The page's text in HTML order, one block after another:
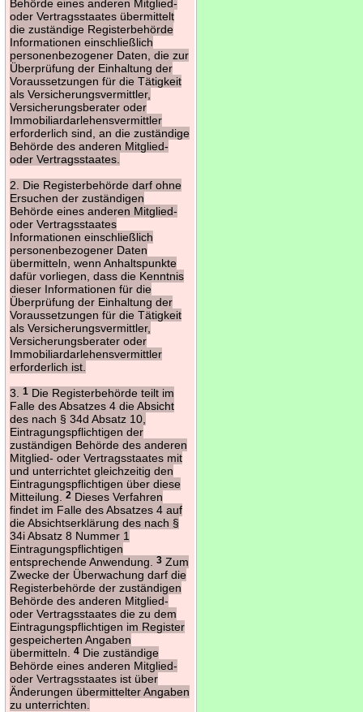
Behörde eines anderen Mitglied-
oder Vertragsstaates übermittelt
die zuständige Registerbehörde
Informationen einschließlich
personenbezogener Daten, die zur
Überprüfung der Einhaltung der
Voraussetzungen für die Tätigkeit
als Versicherungsvermittler,
Versicherungsberater oder
Immobiliardarlehensvermittler
erforderlich sind, an die zuständige
Behörde des anderen Mitglied-
oder Vertragsstaates.
2. Die Registerbehörde darf ohne
Ersuchen der zuständigen
Behörde eines anderen Mitglied-
oder Vertragsstaates
Informationen einschließlich
personenbezogener Daten
übermitteln, wenn Anhaltspunkte
dafür vorliegen, dass die Kenntnis
dieser Informationen für die
Überprüfung der Einhaltung der
Voraussetzungen für die Tätigkeit
als Versicherungsvermittler,
Versicherungsberater oder
Immobiliardarlehensvermittler
erforderlich ist.
3.1 Die Registerbehörde teilt im
Falle des Absatzes 4 die Absicht
des nach § 34d Absatz 10,
Eintragungspflichtigen der
zuständigen Behörde des anderen
Mitglied- oder Vertragsstaates mit
und unterrichtet gleichzeitig den
Eintragungspflichtigen über diese
Mitteilung.2 Dieses Verfahren
findet im Falle des Absatzes 4 auf
die Absichtserklärung des nach §
34i Absatz 8 Nummer 1
Eintragungspflichtigen
entsprechende Anwendung.3 Zum
Zwecke der Überwachung darf die
Registerbehörde der zuständigen
Behörde des anderen Mitglied-
oder Vertragsstaates die zu dem
Eintragungspflichtigen im Register
gespeicherten Angaben
übermitteln.4 Die zuständige
Behörde eines anderen Mitglied-
oder Vertragsstaates ist über
Änderungen übermittelter Angaben
zu unterrichten.